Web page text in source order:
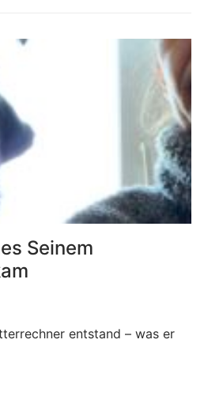
Seinem
entstand – was er